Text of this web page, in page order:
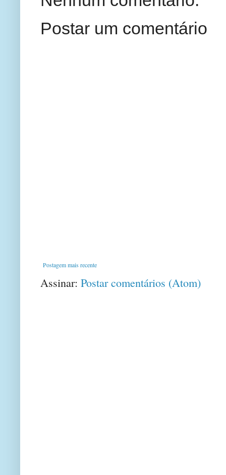
Postar um comentário
Postagem mais recente
Assinar: Postar comentários (Atom)